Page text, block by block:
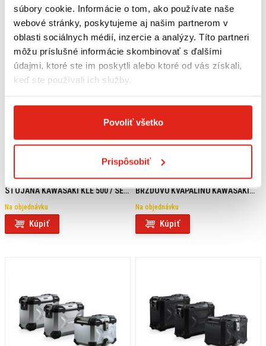
súbory cookie. Informácie o tom, ako používate naše
webové stránky, poskytujeme aj našim partnerom v
oblasti sociálnych médií, inzercie a analýzy. Títo partneri
môžu príslušné informácie skombinovať s ďalšími
údajmi, ktoré ste im poskytli alebo ktoré od vás získali,
keď ste používali ich služby.
Povoliť všetko
Prispôsobiť
SW MOTECH ROZŠÍRENIE BOČNÉHO
STOJANA KAWASAKI KLE 500 / SE
Na objednávku
Kúpiť
39,95 €
SW MOTECH KRYT NÁDRŽKY NA
BRZDOVÚ KVAPALINU KAWASAKI
Na objednávku
Kúpiť